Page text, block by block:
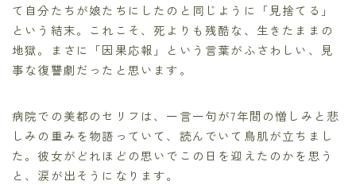
て自分たちが娘たちにしたのと同じように「見捨てる」
という結末。これこそ、死よりも残酷な、生きたままの
地獄。まさに「因果応報」という言葉がふさわしい、見
事な復讐劇だったと思います。
病院での美都のセリフは、一言一句が7年間の憎しみと悲
しみの重みを物語っていて、読んでいて鳥肌が立ちまし
た。彼女がどれほどの思いでこの日を迎えたのかを思う
と、涙が出そうになります。